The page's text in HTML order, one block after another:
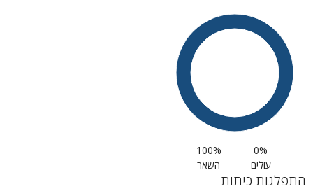
0%
עולים
100%
השאר
התפלגות כיתות